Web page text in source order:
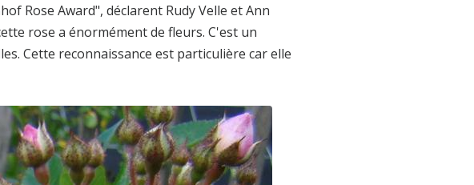
Rose Award", déclarent Rudy Velle et Ann
rose a énormément de fleurs. C'est un
Cette reconnaissance est particulière car elle